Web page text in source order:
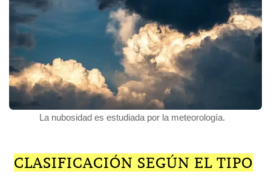
La nubosidad es estudiada por la meteorología.
CLASIFICACIÓN SEGÚN EL TIPO